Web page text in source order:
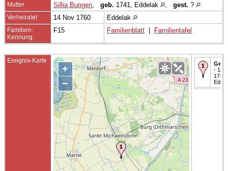
Mutter Sillia Bungen geb. 1741, Eddelak gest. ?
Verheiratet 14 Nov 1760 Eddelak
Familien-
Kennung
F15 Familienblatt Familientafel
Ereignis-Karte
+
−
- 11
1782